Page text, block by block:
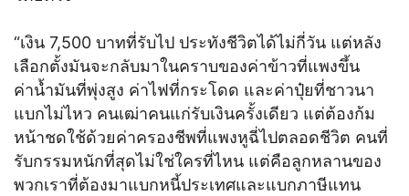
“เงิน 7,500 บาทที่รับไป ประทังชีวิตได้ไม่กี่วัน แต่หลัง
เลือกตั้งมันจะกลับมาในคราบของค่าข้าวที่แพงขึ้น
ค่าน้ำมันที่พุ่งสูง ค่าไฟที่กระโดด และค่าปุ๋ยที่ชาวนา
แบกไม่ไหว คนเฒ่าคนแก่รับเงินครั้งเดียว แต่ต้องก้ม
หน้าชดใช้ด้วยค่าครองชีพที่แพงหูฉี่ไปตลอดชีวิต คนที่
รับกรรมหนักที่สุดไม่ใช่ใครที่ไหน แต่คือลูกหลานของ
พวกเราที่ต้องมาแบกหนี้ประเทศและแบกภาษีแทน